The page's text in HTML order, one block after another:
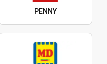
PENNY